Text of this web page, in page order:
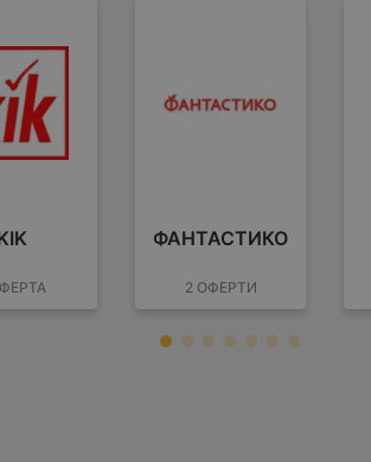
ФАНТАСТИКО
2 ОФЕРТИ